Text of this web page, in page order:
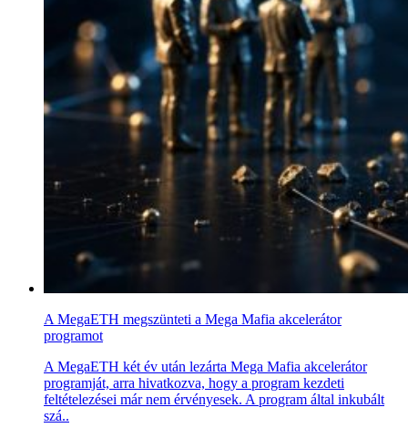
A MegaETH megszünteti a Mega Mafia akcelerátor
programot
A MegaETH két év után lezárta Mega Mafia akcelerátor
programját, arra hivatkozva, hogy a program kezdeti
feltételezései már nem érvényesek. A program által inkubált
szá..